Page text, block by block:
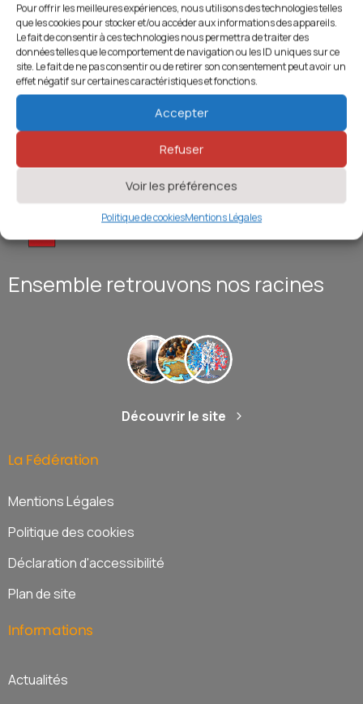
Pour offrir les meilleures expériences, nous utilisons des technologies telles
que les cookies pour stocker et/ou accéder aux informations des appareils.
Le fait de consentir à ces technologies nous permettra de traiter des
données telles que le comportement de navigation ou les ID uniques sur ce
site. Le fait de ne pas consentir ou de retirer son consentement peut avoir un
effet négatif sur certaines caractéristiques et fonctions.
Accepter
Refuser
Voir les préférences
Politique de cookiesMentions Légales
Ensemble retrouvons nos racines
Découvrir le site
La Fédération
Mentions Légales
Politique des cookies
Déclaration d'accessibilité
Plan de site
Informations
Actualités